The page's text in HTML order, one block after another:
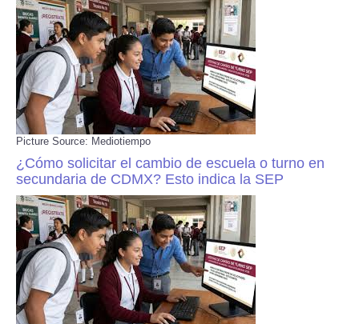
Picture Source: Mediotiempo
¿Cómo solicitar el cambio de escuela o turno en
secundaria de CDMX? Esto indica la SEP